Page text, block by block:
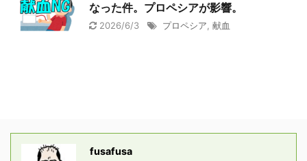
なった件。プロペシアが影響。
2026/6/3 プロペシア 献血
fusafusa